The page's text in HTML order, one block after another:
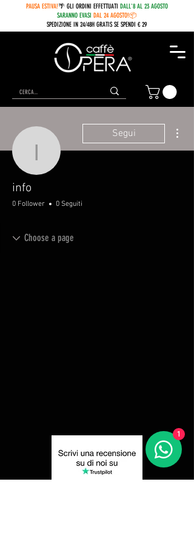
PAUSA ESTIVA!🌴 GLI ORDINI EFFETTUATI DALL'8 AL 23 AGOSTO
SARANNO EVASI DAL 24 AGOSTO!📦
SPEDIZIONE IN 24/48H GRATIS SE SPENDI € 29
info
Segui
info
0 Follower 0 Seguiti
1